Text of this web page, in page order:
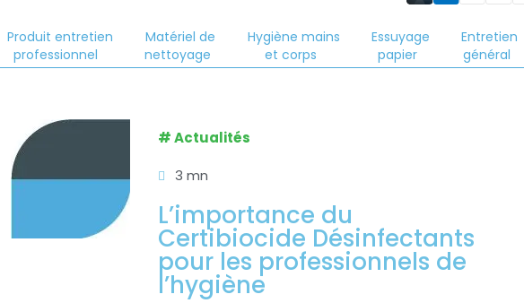
Produit entretien
professionnel
Matériel de
nettoyage
Hygiène mains
et corps
Essuyage
papier
Entretien
général
#Actualités
3 mn
L’importance du
Certibiocide Désinfectants
pour les professionnels de
l’hygiène